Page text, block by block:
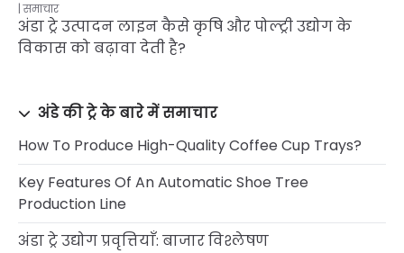
समाचार
अंडा ट्रे उत्पादन लाइन कैसे कृषि और पोल्ट्री उद्योग के
विकास को बढ़ावा देती है?
अंडे की ट्रे के बारे में समाचार
How To Produce High-Quality Coffee Cup Trays?
Key Features Of An Automatic Shoe Tree
Production Line
अंडा ट्रे उद्योग प्रवृत्तियाँ: बाजार विश्लेषण